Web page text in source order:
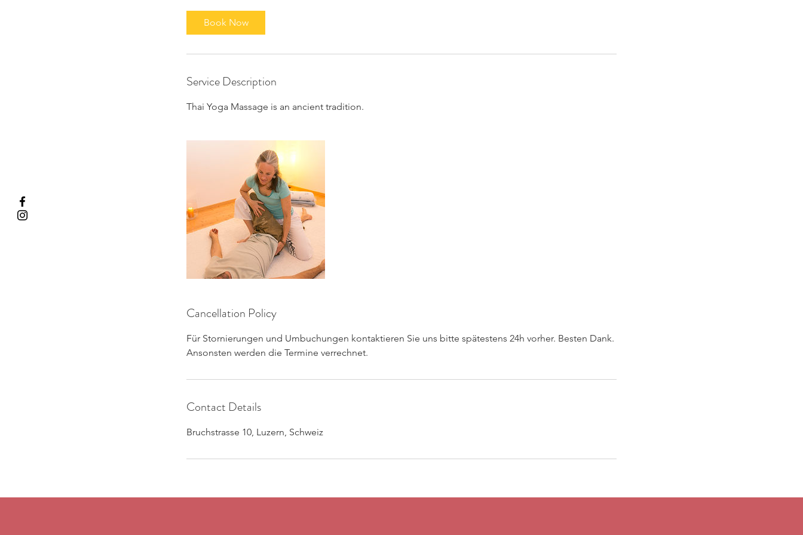
Book Now
Service Description
Thai Yoga Massage is an ancient tradition.
Cancellation Policy
Für Stornierungen und Umbuchungen kontaktieren Sie uns bitte spätestens 24h vorher. Besten Dank.
Ansonsten werden die Termine verrechnet.
Contact Details
Bruchstrasse 10, Luzern, Schweiz